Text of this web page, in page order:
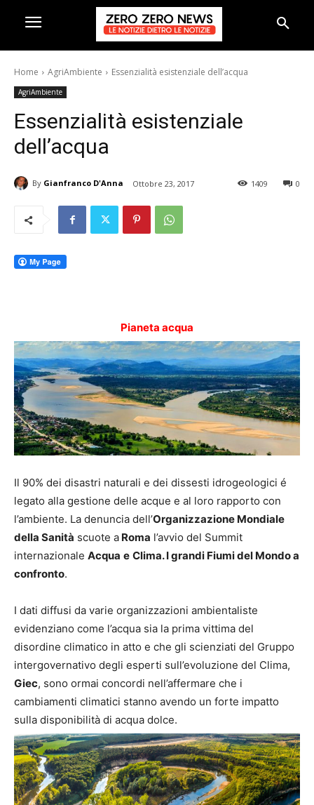
Home AgriAmbiente Essenzialità esistenziale dell’acqua
AgriAmbiente
Essenzialità esistenziale
dell’acqua
By Gianfranco D'Anna Ottobre 23, 2017 0
1409
Pianeta acqua
Il 90% dei disastri naturali e dei dissesti idrogeologici é
legato alla gestione delle acque e al loro rapporto con
l’ambiente. La denuncia dell’Organizzazione Mondiale
della Sanità scuote a Roma l’avvio del Summit
internazionale Acqua e Clima.I grandi Fiumi del Mondo a
confronto.
I dati diffusi da varie organizzazioni ambientaliste
evidenziano come l’acqua sia la prima vittima del
disordine climatico in atto e che gli scienziati del Gruppo
intergovernativo degli esperti sull’evoluzione del Clima,
Giec, sono ormai concordi nell’affermare che i
cambiamenti climatici stanno avendo un forte impatto
sulla disponibilità di acqua dolce.